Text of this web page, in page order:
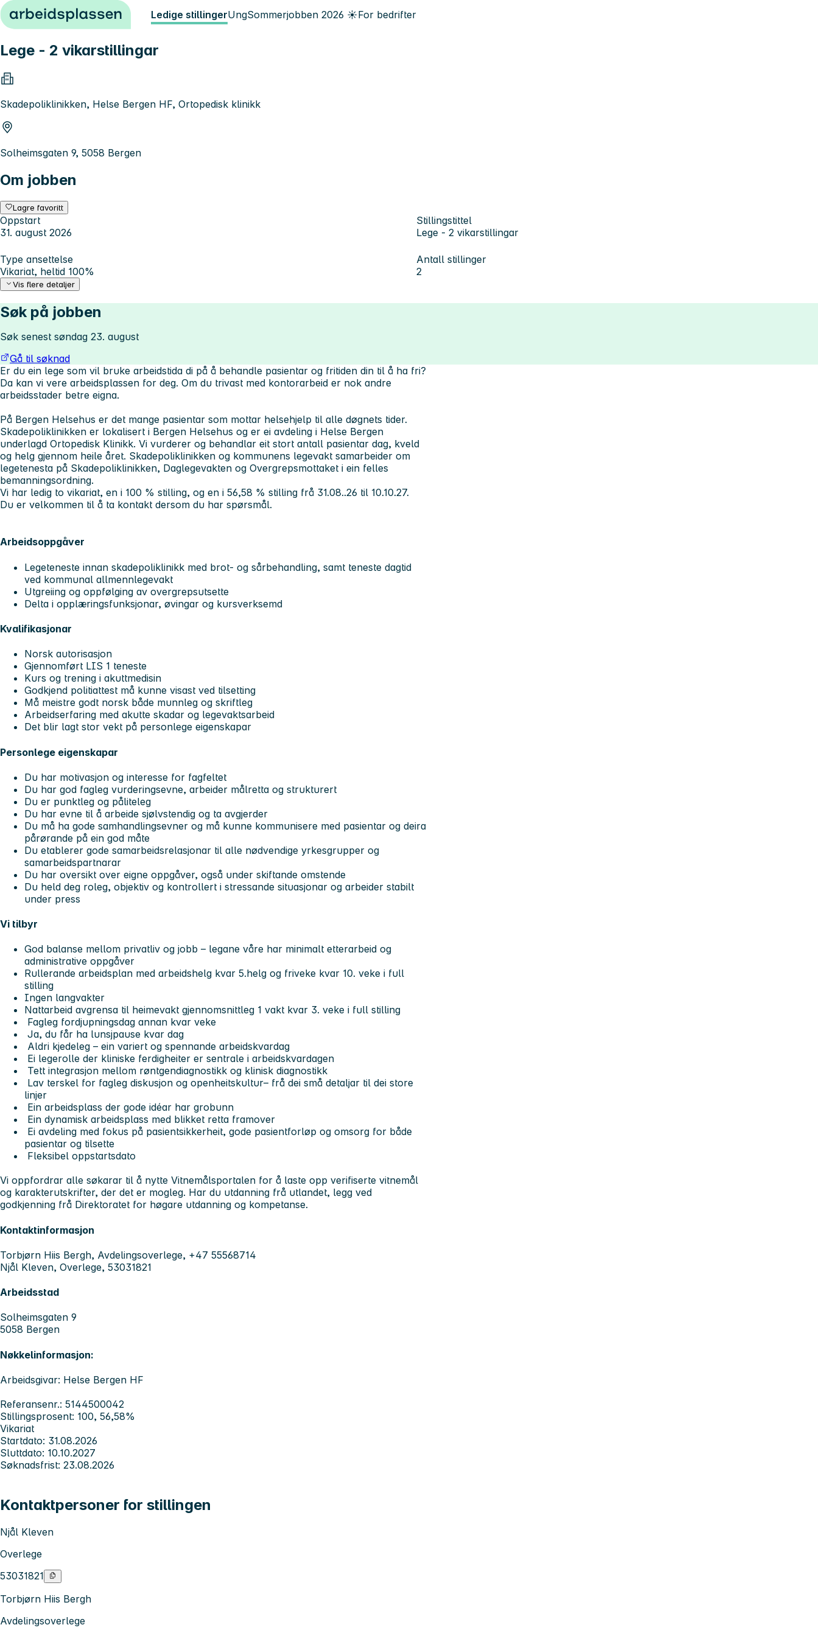
Hopp til innhold Ledige stillingerUngSommerjobben 2026 ☀️For bedrifter
Lege - 2 vikarstillingar
Skadepoliklinikken, Helse Bergen HF, Ortopedisk klinikk
Solheimsgaten 9, 5058 Bergen
Om jobben
Lagre favoritt
Oppstart
31. august 2026
Stillingstittel
Lege - 2 vikarstillingar
Type ansettelse
Vikariat, heltid 100%
Antall stillinger
2
Vis flere detaljer
Søk på jobben
Søk senest søndag 23. august
Gå til søknad
Er du ein lege som vil bruke arbeidstida di på å behandle pasientar og fritiden din til å ha fri?
Da kan vi vere arbeidsplassen for deg. Om du trivast med kontorarbeid er nok andre
arbeidsstader betre eigna.
På Bergen Helsehus er det mange pasientar som mottar helsehjelp til alle døgnets tider.
Skadepoliklinikken er lokalisert i Bergen Helsehus og er ei avdeling i Helse Bergen
underlagd Ortopedisk Klinikk. Vi vurderer og behandlar eit stort antall pasientar dag, kveld
og helg gjennom heile året. Skadepoliklinikken og kommunens legevakt samarbeider om
legetenesta på Skadepoliklinikken, Daglegevakten og Overgrepsmottaket i ein felles
bemanningsordning.
Vi har ledig to vikariat, en i 100 % stilling, og en i 56,58 % stilling frå 31.08..26 til 10.10.27.
Du er velkommen til å ta kontakt dersom du har spørsmål.
Arbeidsoppgåver
Legeteneste innan skadepoliklinikk med brot- og sårbehandling, samt teneste dagtid
ved kommunal allmennlegevakt
Utgreiing og oppfølging av overgrepsutsette
Delta i opplæringsfunksjonar, øvingar og kursverksemd
Kvalifikasjonar
Norsk autorisasjon
Gjennomført LIS 1 teneste
Kurs og trening i akuttmedisin
Godkjend politiattest må kunne visast ved tilsetting
Må meistre godt norsk både munnleg og skriftleg
Arbeidserfaring med akutte skadar og legevaktsarbeid
Det blir lagt stor vekt på personlege eigenskapar
Personlege eigenskapar
Du har motivasjon og interesse for fagfeltet
Du har god fagleg vurderingsevne, arbeider målretta og strukturert
Du er punktleg og påliteleg
Du har evne til å arbeide sjølvstendig og ta avgjerder
Du må ha gode samhandlingsevner og må kunne kommunisere med pasientar og deira
pårørande på ein god måte
Du etablerer gode samarbeidsrelasjonar til alle nødvendige yrkesgrupper og
samarbeidspartnarar
Du har oversikt over eigne oppgåver, også under skiftande omstende
Du held deg roleg, objektiv og kontrollert i stressande situasjonar og arbeider stabilt
under press
Vi tilbyr
God balanse mellom privatliv og jobb – legane våre har minimalt etterarbeid og
administrative oppgåver
Rullerande arbeidsplan med arbeidshelg kvar 5.helg og friveke kvar 10. veke i full
stilling
Ingen langvakter
Nattarbeid avgrensa til heimevakt gjennomsnittleg 1 vakt kvar 3. veke i full stilling
Fagleg fordjupningsdag annan kvar veke
Ja, du får ha lunsjpause kvar dag
Aldri kjedeleg – ein variert og spennande arbeidskvardag
Ei legerolle der kliniske ferdigheiter er sentrale i arbeidskvardagen
Tett integrasjon mellom røntgendiagnostikk og klinisk diagnostikk
Lav terskel for fagleg diskusjon og openheitskultur– frå dei små detaljar til dei store
linjer
Ein arbeidsplass der gode idéar har grobunn
Ein dynamisk arbeidsplass med blikket retta framover
Ei avdeling med fokus på pasientsikkerheit, gode pasientforløp og omsorg for både
pasientar og tilsette
Fleksibel oppstartsdato
Vi oppfordrar alle søkarar til å nytte Vitnemålsportalen for å laste opp verifiserte vitnemål
og karakterutskrifter, der det er mogleg. Har du utdanning frå utlandet, legg ved
godkjenning frå Direktoratet for høgare utdanning og kompetanse.
Kontaktinformasjon
Torbjørn Hiis Bergh, Avdelingsoverlege, +47 55568714
Njål Kleven, Overlege, 53031821
Arbeidsstad
Solheimsgaten 9
5058 Bergen
Nøkkelinformasjon:
Arbeidsgivar: Helse Bergen HF
Referansenr.: 5144500042
Stillingsprosent: 100, 56,58%
Vikariat
Startdato: 31.08.2026
Sluttdato: 10.10.2027
Søknadsfrist: 23.08.2026
Kontaktpersoner for stillingen
Njål Kleven
Overlege
53031821
Torbjørn Hiis Bergh
Avdelingsoverlege